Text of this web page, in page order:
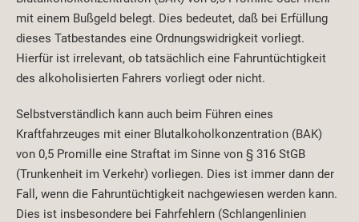
mit einem Bußgeld belegt. Dies bedeutet, daß bei Erfüllung
dieses Tatbestandes eine Ordnungswidrigkeit vorliegt.
Hierfür ist irrelevant, ob tatsächlich eine Fahruntüchtigkeit
des alkoholisierten Fahrers vorliegt oder nicht.
Selbstverständlich kann auch beim Führen eines
Kraftfahrzeuges mit einer Blutalkoholkonzentration (BAK)
von 0,5 Promille eine Straftat im Sinne von § 316 StGB
(Trunkenheit im Verkehr) vorliegen. Dies ist immer dann der
Fall, wenn die Fahruntüchtigkeit nachgewiesen werden kann.
Dies ist insbesondere bei Fahrfehlern (Schlangenlinien